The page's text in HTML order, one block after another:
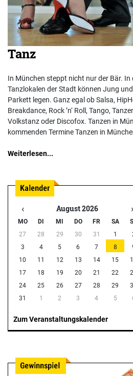
Tanz
In München steppt nicht nur der Bär. In
Tanzlokalen der Stadt können Jung
Parkett legen. Ganz egal ob Salsa,
Breakdance, Rock ’n‘ Roll, Tango,
Volkstanz oder Discofox. Tanzen in
kommenden Termine Tanzen in
Weiterlesen...
Beitragsnavigation
‹ August 2026 ›
MO DI MI DO FR SA
27
28 29 30 31 1
3
4 5 6 7 8
10
11 12 13 14 15
17
18 19 20 21 22
24
25 26 27 28 29
31
1 2 3 4 5
Zum Veranstaltungskalender